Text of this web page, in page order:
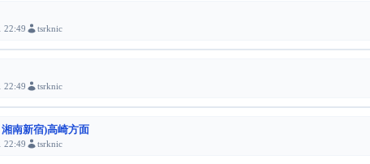
22:49 tsrknic
22:49 tsrknic
南新宿)高崎方面
22:49 tsrknic